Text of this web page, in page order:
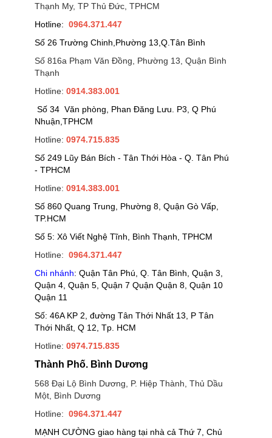
Thạnh My, TP Thủ Đức, TPHCM
Hotline: 0964.371.447
Số 26 Trường Chinh,Phường 13,Q.Tân Bình
Số 816a Phạm Văn Đồng, Phường 13, Quận Bình
Thạnh
Hotline: 0914.383.001
Số 34 Văn phòng, Phan Đăng Lưu. P3, Q Phú
Nhuận,TPHCM
Hotline: 0974.715.835
Số 249 Lũy Bán Bích - Tân Thới Hòa - Q. Tân Phú
- TPHCM
Hotline: 0914.383.001
Số 860 Quang Trung, Phường 8, Quận Gò Vấp,
TP.HCM
Số 5: Xô Viết Nghệ Tĩnh, Bình Thạnh, TPHCM
Hotline: 0964.371.447
Chi nhánh: Quận Tân Phú, Q. Tân Bình, Quận 3,
Quận 4, Quận 5, Quận 7 Quận Quận 8, Quận 10
Quận 11
Số: 46A KP 2, đường Tân Thới Nhất 13, P Tân
Thới Nhất, Q 12, Tp. HCM
Hotline: 0974.715.835
Thành Phố. Bình Dương
568 Đại Lộ Bình Dương, P. Hiệp Thành, Thủ Dầu
Một, Bình Dương
Hotline: 0964.371.447
MẠNH CƯỜNG giao hàng tại nhà cả Thứ 7, Chủ